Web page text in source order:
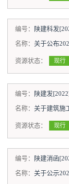
编号： 陕建科发
名称： 关于公布
资源状态： 现行
编号： 陕建发
名称： 关于建筑施工企业安
资源状态： 现行
编号： 陕建消函
名称： 关于公示